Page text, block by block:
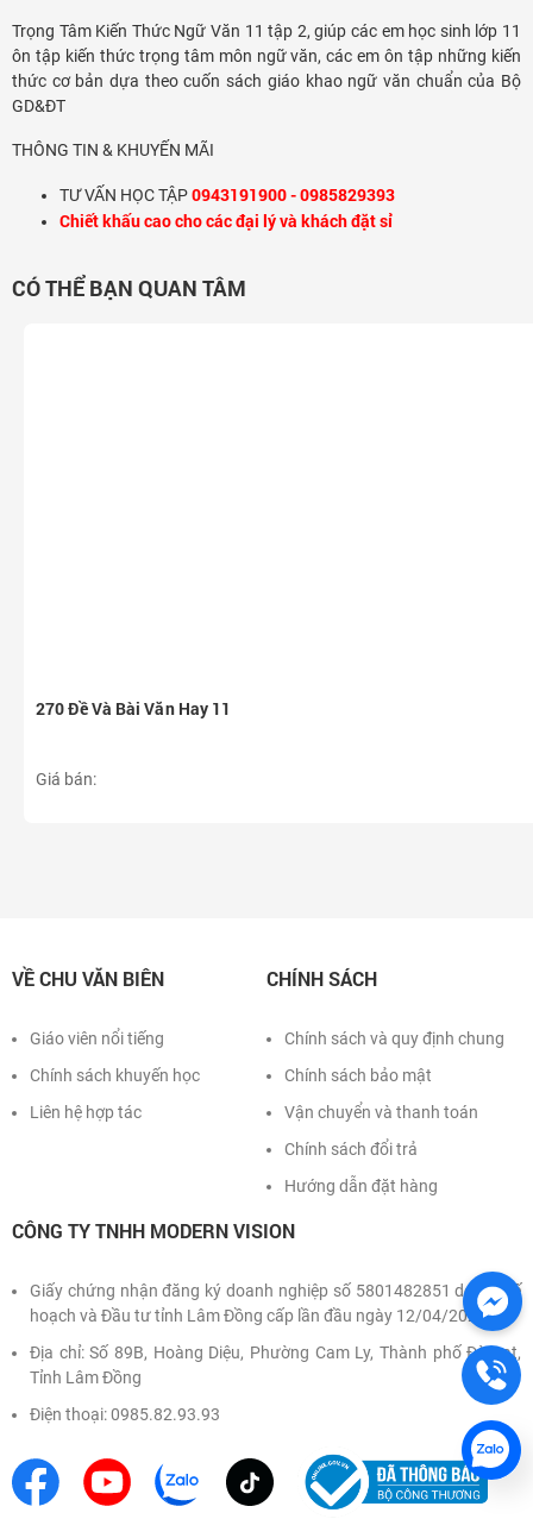
Trọng Tâm Kiến Thức Ngữ Văn 11 tập 2, giúp các em học sinh lớp 11
ôn tập kiến thức trọng tâm môn ngữ văn, các em ôn tập những kiến
thức cơ bản dựa theo cuốn sách giáo khao ngữ văn chuẩn của Bộ
GD&ĐT
THÔNG TIN & KHUYẾN MÃI
TƯ VẤN HỌC TẬP0943191900 - 0985829393
Chiết khấu cao cho các đại lý và khách đặt sỉ
CÓ THỂ BẠN QUAN TÂM
270 Đề Và Bài Văn Hay 11
Giá bán:
VỀ CHU VĂN BIÊN
Giáo viên nổi tiếng
Chính sách khuyến học
Liên hệ hợp tác
CHÍNH SÁCH
Chính sách và quy định chung
Chính sách bảo mật
Vận chuyển và thanh toán
Chính sách đổi trả
Hướng dẫn đặt hàng
CÔNG TY TNHH MODERN VISION
Giấy chứng nhận đăng ký doanh nghiệp số 5801482851 do Sở Kế
hoạch và Đầu tư tỉnh Lâm Đồng cấp lần đầu ngày 12/04/2022
Địa chỉ: Số 89B, Hoàng Diệu, Phường Cam Ly, Thành phố Đà Lạt,
Tỉnh Lâm Đồng
Điện thoại: 0985.82.93.93